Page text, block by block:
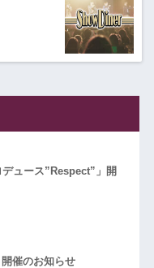
ュース”Respect”」開
催のお知らせ